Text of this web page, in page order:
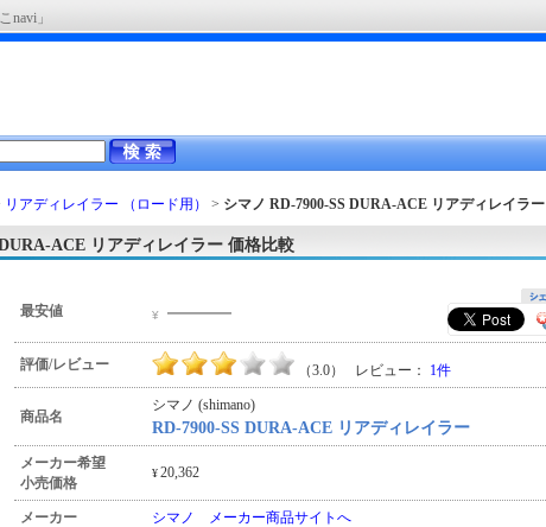
navi」
リアディレイラー （ロード用） > シマノ RD-7900-SS DURA-ACE リアディレイラー
ACE リアディレイラー 価格比較
最安値 ¥ ―――
評価/レビュー （3.0） レビュー： 1件
商品名
シマノ (shimano)
RD-7900-SS DURA-ACE リアディレイラー
メーカー希望
小売価格
¥20,362
メーカー シマノ メーカー商品サイトへ